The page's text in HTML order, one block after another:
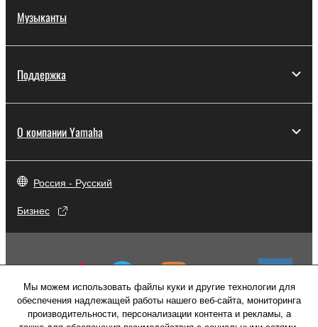
Музыканты
Поддержка
О компании Yamaha
Россия - Русский
Бизнес
Мы можем использовать файлы куки и другие технологии для
обеспечения надлежащей работы нашего веб-сайта, мониторинга
производительности, персонализации контента и рекламы, а